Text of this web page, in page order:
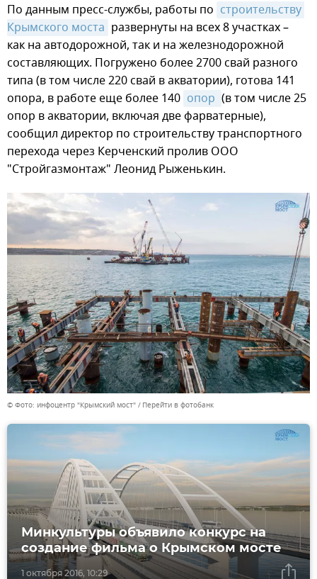
По данным пресс-службы, работы по строительству
Крымского моста развернуты на всех 8 участках –
как на автодорожной, так и на железнодорожной
составляющих. Погружено более 2700 свай разного
типа (в том числе 220 свай в акватории), готова 141
опора, в работе еще более 140 опор (в том числе 25
опор в акватории, включая две фарватерные),
сообщил директор по строительству транспортного
перехода через Керченский пролив ООО
"Стройгазмонтаж" Леонид Рыженькин.
© Фото: инфоцентр "Крымский мост" Перейти в фотобанк
1 октября 2016, 10:29
Минкультуры объявило конкурс на
создание фильма о Крымском мосте